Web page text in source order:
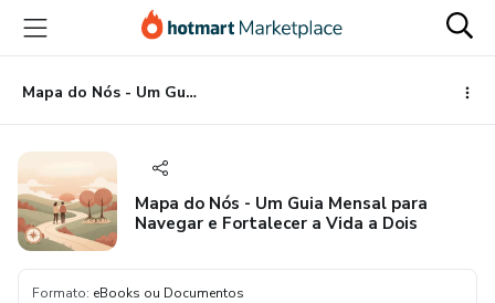
para
conteúdo
principal
para
pagamento
para
rodapé
Mapa do Nós - Um Guia Mensal para Navegar e Fortalecer a Vida a Dois
Mapa do Nós - Um Guia Mensal para
Navegar e Fortalecer a Vida a Dois
Formato: eBooks ou Documentos